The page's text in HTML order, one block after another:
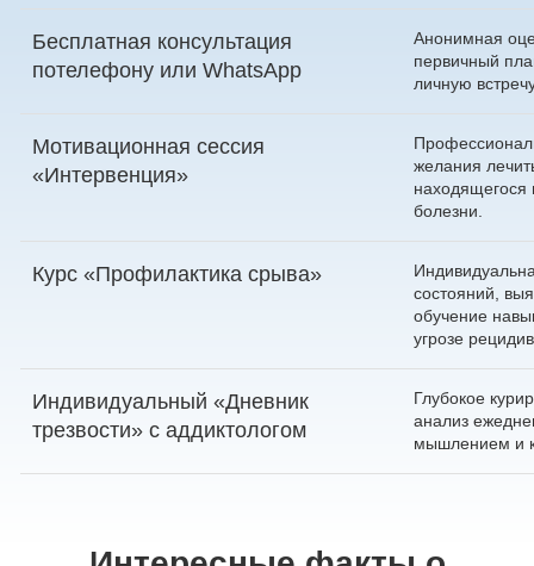
Бесплатная консультация
потелефону или WhatsApp
Анонимная
первичный
личную
Мотивационная сессия
«Интервенция»
желания
находящегося
болезни.
Курс «Профилактика срыва»
состояний,
обучение
угрозе
Индивидуальный «Дневник
трезвости» с аддиктологом
Глубокое
анализ
мышлением и